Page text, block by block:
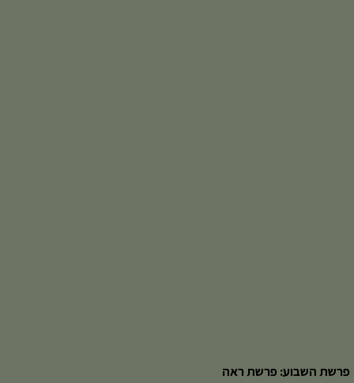
פרשת השבוע: פרשת ראה